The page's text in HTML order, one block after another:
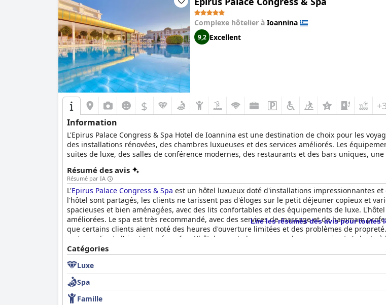
Complexe hôtelier à Ioannina
9,2 Excellent
$ +3
Information
L'Epirus Palace Congress & Spa Hotel de Ioannina est une destination de choix pour les
des installations rénovées, des chambres luxueuses et des services améliorés. Les
suites de luxe, des salles de conférence modernes, des restaurants et des bars uniques,
répond aux besoins de tous les types de voyageurs. Les clients peuvent apprécier
du restaurant et bar Le Bistro et les soins rajeunissants du spa Dodoni.
Résumé des avis
Résumé par IA
L'Epirus Palace Congress & Spa est un hôtel luxueux doté d'installations impressionnantes
l'hôtel sont partagés, les clients ne tarissent pas d'éloges sur le petit déjeuner copieux et
spacieuses et bien aménagées, avec des lits confortables et des équipements de luxe.
améliorées. Le spa est très recommandé, avec des services de massage et de hammam
que certains clients aient noté des heures d'ouverture limitées et des problèmes de
certains clients l'aient trouvé confus. L'hôtel accepte les animaux de compagnie et s'adapte
un hôtel luxueux et agréable à vivre, doté d'installations exceptionnelles.
Lire les résumés des avis pour toutes
Catégories
Luxe
Spa
Famille